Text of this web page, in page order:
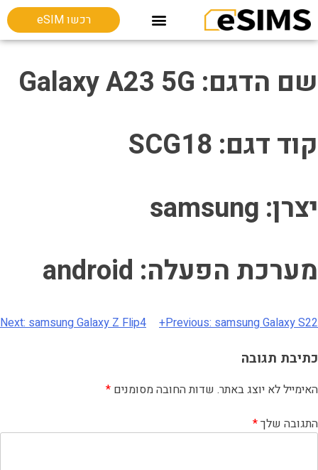
רכשו eSIM
שם הדגם: Galaxy A23 5G
קוד דגם: SCG18
יצרן: samsung
מערכת הפעלה: android
Previous: samsung Galaxy S22+
Next: samsung Galaxy Z Flip4
כתיבת תגובה
האימייל לא יוצג באתר. שדות החובה מסומנים *
התגובה שלך*